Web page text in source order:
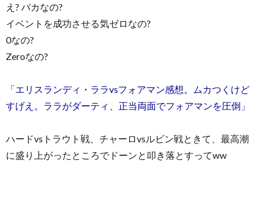
え? バカなの?
イベントを成功させる気ゼロなの?
0なの?
Zeroなの?
「エリスランディ・ララvsフォアマン感想。ムカつくけど
すげえ。ララがダーティ、正当両面でフォアマンを圧倒」
ハードvsトラウト戦、チャーロvsルビン戦ときて、最高潮
に盛り上がったところでドーンと叩き落とすってww